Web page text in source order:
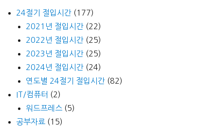
24절기 절입시간 (177)
2021년 절입시간 (22)
2022년 절입시간 (25)
2023년 절입시간 (25)
2024년 절입시간 (24)
연도별 24절기 절입시간 (82)
IT/컴퓨터 (2)
워드프레스 (5)
공부자료 (15)